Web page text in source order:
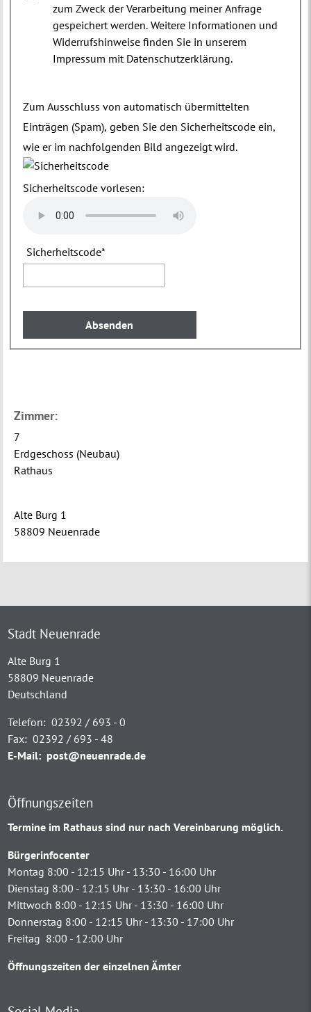
zum Zweck der Verarbeitung meiner Anfrage
gespeichert werden. Weitere Informationen und
Widerrufshinweise finden Sie in unserem
Impressum mit Datenschutzerklärung.
Zum Ausschluss von automatisch übermittelten
Einträgen (Spam), geben Sie den Sicherheitscode ein,
wie er im nachfolgenden Bild angezeigt wird.
Sicherheitscode vorlesen:
Sicherheitscode*
Zimmer:
7
Erdgeschoss (Neubau)
Rathaus
Alte Burg 1
58809 Neuenrade
Stadt Neuenrade
Alte Burg 1
58809 Neuenrade
Deutschland
Telefon: 02392 / 693 - 0
Fax: 02392 / 693 - 48
E-Mail: post@neuenrade.de
Öffnungszeiten
Termine im Rathaus sind nur nach Vereinbarung möglich.
Bürgerinfocenter
Montag 8:00 - 12:15 Uhr - 13:30 - 16:00 Uhr
Dienstag 8:00 - 12:15 Uhr - 13:30 - 16:00 Uhr
Mittwoch 8:00 - 12:15 Uhr - 13:30 - 16:00 Uhr
Donnerstag 8:00 - 12:15 Uhr - 13:30 - 17:00 Uhr
Freitag 8:00 - 12:00 Uhr
Öffnungszeiten der einzelnen Ämter